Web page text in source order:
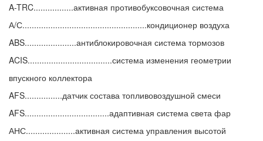
A-TRC.................активная противобуксовочная система
А/С.....................................................кондиционер воздуха
ABS......................антиблокировочная система тормозов
ACIS....................................система изменения геометрии
впускного коллектора
AFS................датчик состава топливовоздушной смеси
AFS....................................адаптивная система света фар
АНС.....................активная система управления высотой